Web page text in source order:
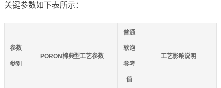
关键参数如下表所示：
参数
类别
PORON棉典型工艺参数
普通
软泡
参考
值
工艺影响说明